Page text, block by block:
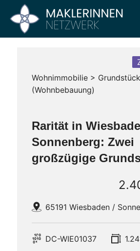
Inhalt
springenMaklerinnen
Vier
Büros
Wohnimmobilie > Grundstück
(Wohnbebauung)
Rarität in
Sonnenberg: Zwei
großzügige
65191 Wiesbaden /
DC-WIE01037